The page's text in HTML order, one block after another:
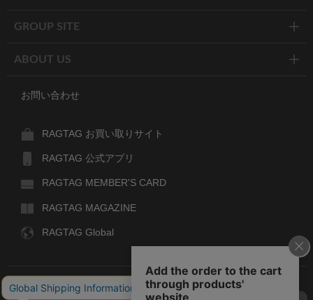
GROUP SITE
ABOUT US
お問い合わせ
RAGTAG お買い取りサイト
RAGTAG 公式アプリ
RAGTAG MEMBER'S CARD
RAGTAG MAGAZINE
RAGTAG Global